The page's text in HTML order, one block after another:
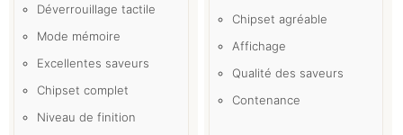
Déverrouillage tactile
Mode mémoire
Excellentes saveurs
Chipset complet
Niveau de finition
Chipset agréable
Affichage
Qualité des saveurs
Contenance